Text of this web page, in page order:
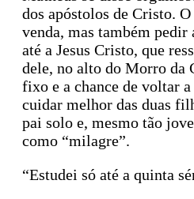
dos apóstolos de Cristo.
venda, mas também pedir
até a Jesus Cristo, que
dele, no alto do Morro da
fixo e a chance de voltar
cuidar melhor das duas
pai solo e, mesmo tão
como “milagre”.
“Estudei só até a quinta